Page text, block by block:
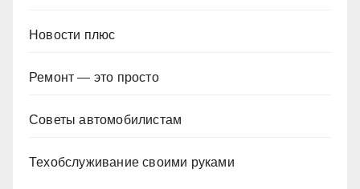
Новости плюс
Ремонт — это просто
Советы автомобилистам
Техобслуживание своими руками